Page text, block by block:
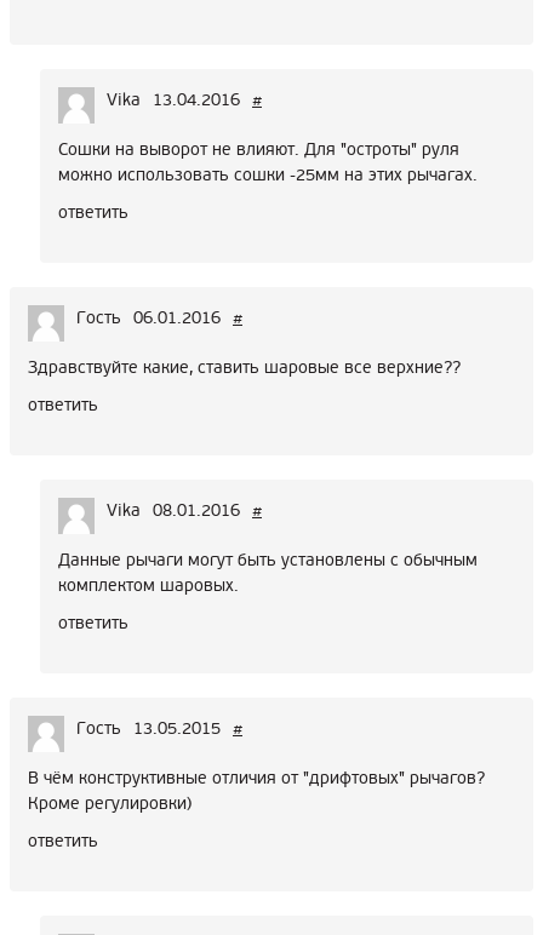
Vika 13.04.2016 #
Сошки на выворот не влияют. Для "остроты" руля
можно использовать сошки -25мм на этих рычагах.
ответить
Гость 06.01.2016 #
Здравствуйте какие, ставить шаровые все верхние??
ответить
Vika 08.01.2016 #
Данные рычаги могут быть установлены с обычным
комплектом шаровых.
ответить
Гость 13.05.2015 #
В чём конструктивные отличия от "дрифтовых" рычагов?
Кроме регулировки)
ответить